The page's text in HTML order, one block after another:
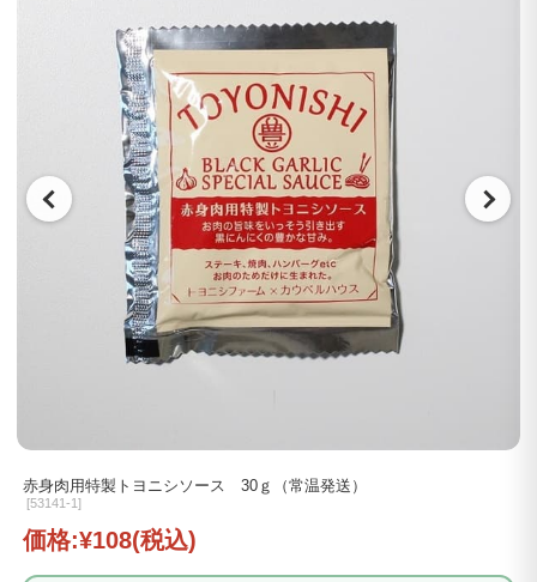
赤身肉用特製トヨニシソース 30ｇ（常温発送）
[53141-1]
価格:¥108(税込)